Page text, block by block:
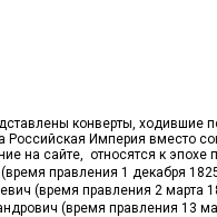
конверты, ходившие
Российская Империя вместо
на сайте, относятся к эпохе
правления 1 декабря
(время правления 2 марта
(время правления 13